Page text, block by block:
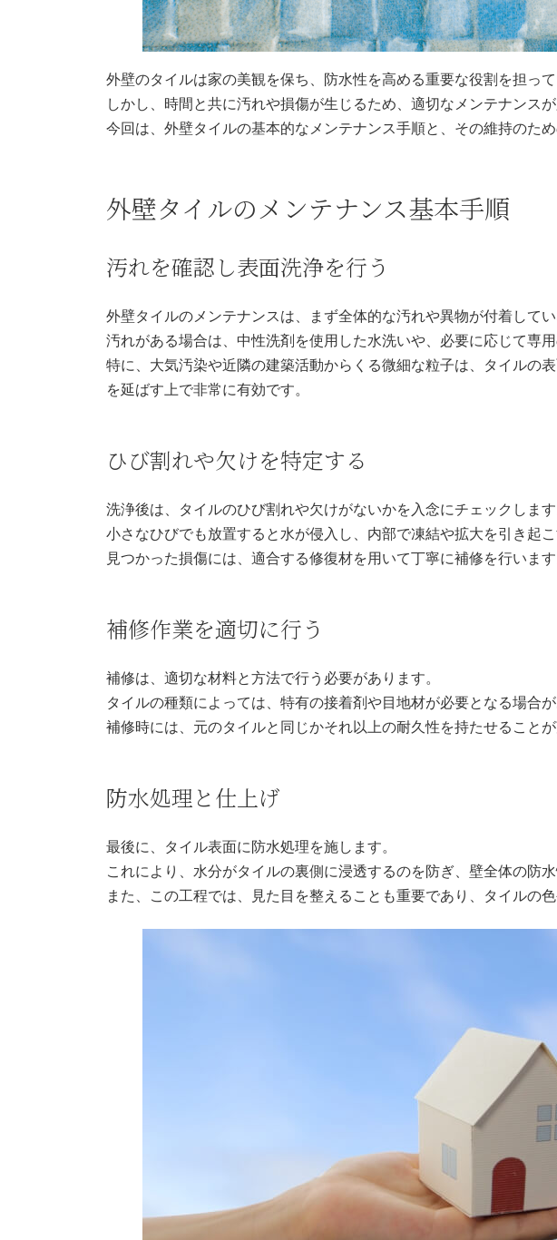
外壁のタイルは家の美観を保ち、防水性を高める重要な役割を担って
しかし、時間と共に汚れや損傷が生じるため、適切なメンテナンスが
今回は、外壁タイルの基本的なメンテナンス手順と、その維持のた
外壁タイルのメンテナンス基本手順
汚れを確認し表面洗浄を行う
外壁タイルのメンテナンスは、まず全体的な汚れや異物が付着して
汚れがある場合は、中性洗剤を使用した水洗いや、必要に応じて専
特に、大気汚染や近隣の建築活動からくる微細な粒子は、タイルの
を延ばす上で非常に有効です。
ひび割れや欠けを特定する
洗浄後は、タイルのひび割れや欠けがないかを入念にチェックします
小さなひびでも放置すると水が侵入し、内部で凍結や拡大を引き起
見つかった損傷には、適合する修復材を用いて丁寧に補修を行います
補修作業を適切に行う
補修は、適切な材料と方法で行う必要があります。
タイルの種類によっては、特有の接着剤や目地材が必要となる場合が
補修時には、元のタイルと同じかそれ以上の耐久性を持たせること
防水処理と仕上げ
最後に、タイル表面に防水処理を施します。
これにより、水分がタイルの裏側に浸透するのを防ぎ、壁全体の防
また、この工程では、見た目を整えることも重要であり、タイルの